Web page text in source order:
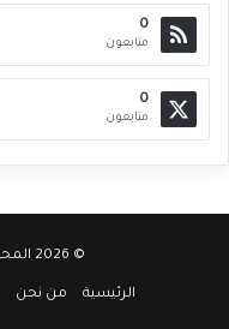
0
متابعون
0
متابعون
© 2026 المحور نيوز |
الرئيسية من نحن